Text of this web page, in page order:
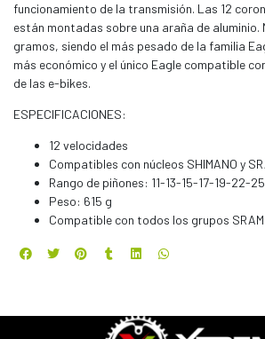
funcionamiento de la transmisión. Las 12
están montadas sobre una araña de aluminio.
gramos, siendo el más pesado de la familia
más económico y el único Eagle compatible
de las e-bikes.
ESPECIFICACIONES:
12 velocidades
Compatibles con núcleos SHIMANO y
Rango de piñones: 11-13-15-17-19-22-
Peso: 615 g
Compatible con todos los grupos